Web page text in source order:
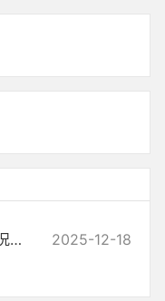
关于行政事业性收费发布的情况说明 2025-12-18